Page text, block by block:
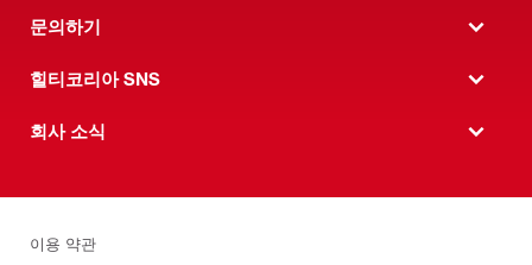
문의하기
힐티코리아 SNS
회사 소식
이용 약관